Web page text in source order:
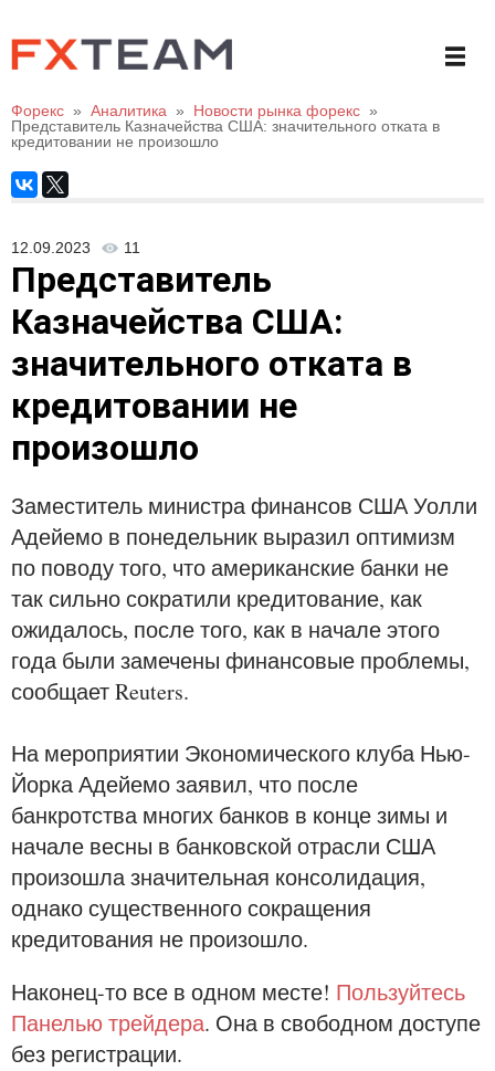
Форекс » Аналитика » Новости рынка форекс »
Представитель Казначейства США: значительного отката в
кредитовании не произошло
12.09.2023 11
Представитель
Казначейства США:
значительного отката в
кредитовании не
произошло
Заместитель министра финансов США Уолли
Адейемо в понедельник выразил оптимизм
по поводу того, что американские банки не
так сильно сократили кредитование, как
ожидалось, после того, как в начале этого
года были замечены финансовые проблемы,
сообщает Reuters.
На мероприятии Экономического клуба Нью-
Йорка Адейемо заявил, что после
банкротства многих банков в конце зимы и
начале весны в банковской отрасли США
произошла значительная консолидация,
однако существенного сокращения
кредитования не произошло.
Наконец-то все в одном месте! Пользуйтесь
Панелью трейдера. Она в свободном доступе
без регистрации.